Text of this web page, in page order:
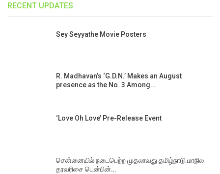
RECENT UPDATES
Sey Seyyathe Movie Posters
R. Madhavan’s ‘G.D.N.’ Makes an August
presence as the No. 3 Among…
‘Love Oh Love’ Pre-Release Event
சென்னையில் நடைபெற்ற முதலாவது தமிழ்நாடு மாநில
தரவரிசை டென்பின்…